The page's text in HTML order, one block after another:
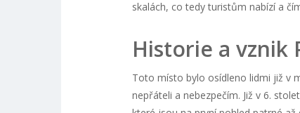
skalách, co tedy turistům nabízí a
Historie a vznik
Toto místo bylo osídleno lidmi již v
nepřáteli a nebezpečím. Již v 6.